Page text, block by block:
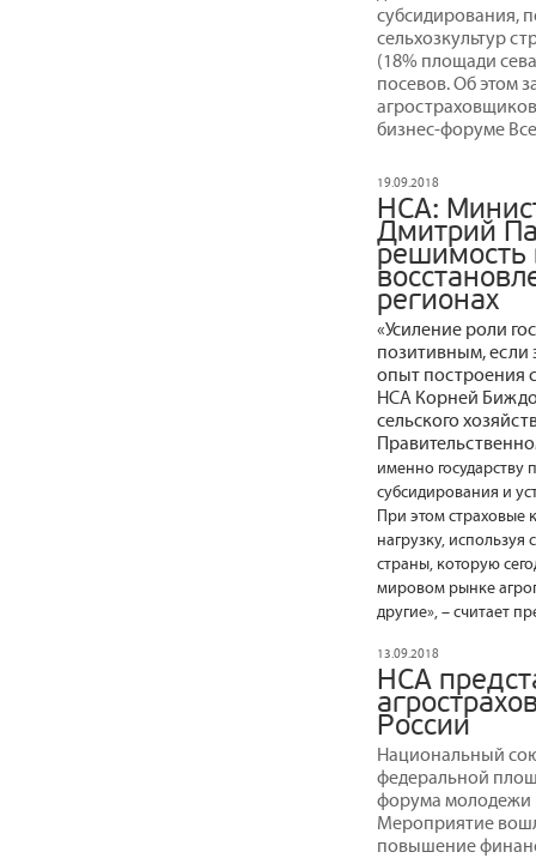
субсидирования,
сельхозкультур
(18% площади
посевов. Об этом
бизнес-форуме
19.09.2018
НСА:
Дмитрий
решимость
регионах
«Усиление роли
позитивным, если
опыт построения
НСА Корней
сельского
именно государству
субсидирования и
При этом страховые
нагрузку,
страны, которую
мировом рынке
другие», – считает
13.09.2018
НСА
России
Национальный
федеральной
форума молодежи
Мероприятие
повышение